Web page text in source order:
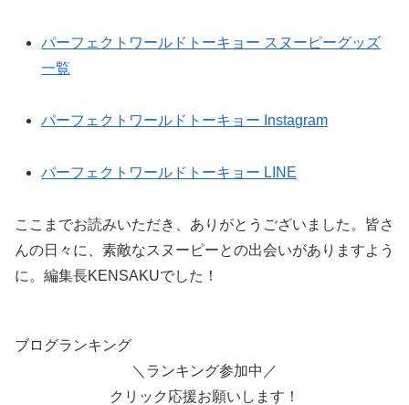
パーフェクトワールドトーキョー スヌーピーグッズ
一覧
パーフェクトワールドトーキョー Instagram
パーフェクトワールドトーキョー LINE
ここまでお読みいただき、ありがとうございました。皆さ
んの日々に、素敵なスヌーピーとの出会いがありますよう
に。編集長KENSAKUでした！
ブログランキング
＼ランキング参加中／
クリック応援お願いします！